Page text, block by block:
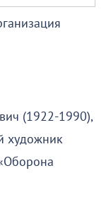
(1922-1990),
художник